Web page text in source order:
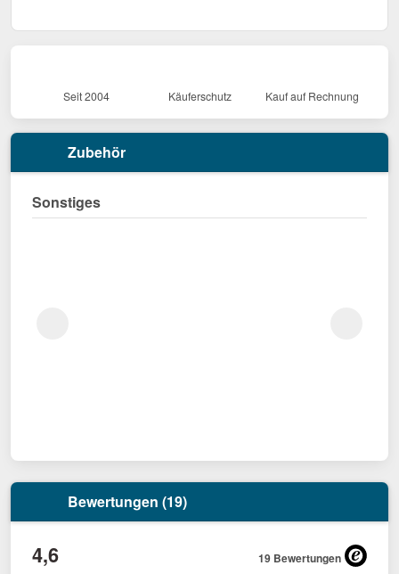
Seit 2004 Käuferschutz Kauf auf Rechnung
Zubehör
Sonstiges
Bewertungen (19)
4,6 19 Bewertungen